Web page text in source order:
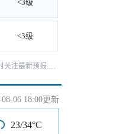
<3级
<3级
关注最新预报.....
08-06 18:00更新
23/34°C